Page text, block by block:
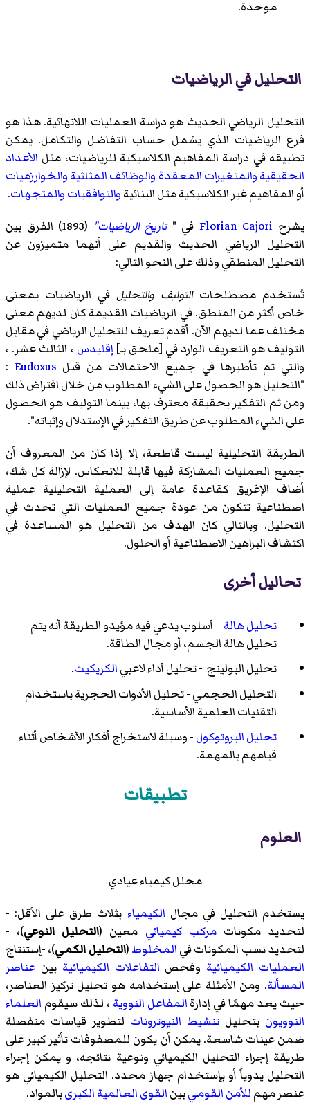
موحدة.
التحليل في الرياضيات
التحليل الرياضي الحديث هو دراسة العمليات اللانهائية. هذا هو
فرع الرياضيات الذي يشمل حساب التفاضل والتكامل. يمكن
تطبيقه في دراسة المفاهيم الكلاسيكية للرياضيات، مثل الأعداد
الحقيقيةوالمتغيرات المعقدة والوظائف المثلثيةوالخوارزميات
أو المفاهيم غير الكلاسيكية مثل البنائيةوالتوافقياتوالمتجهات.
يشرح Florian Cajori في "تاريخ الرياضيات"
(1893) الفرق بين
التحليل الرياضي الحديث والقديم على أنهما متميزون عن
التحليل المنطقي وذلك على النحو التالي:
تُستخدم مصطلحاتالتوليف والتحليل في الرياضيات بمعنى
خاص أكثر من المنطق. في الرياضيات القديمة كان لديهم معنى
مختلف عما لديهم الآن. أقدم تعريف للتحليل الرياضي في مقابل
التوليف هو التعريف الوارد في [ملحق بـ]إقليدس ، الثالث عشر. ،
والتي تم تأطيرها في جميع الاحتمالات من قبل Eudoxus
:
"التحليل هو الحصول على الشيء المطلوب من خلال افتراض ذلك
ومن ثم التفكير بحقيقة معترف بها، بينما التوليف هو الحصول
على الشيء المطلوب عن طريق التفكير في الإستدلال وإثباته".
الطريقة التحليلية ليست قاطعة، إلا إذا كان من المعروف أن
جميع العمليات المشاركة فيها قابلة للانعكاس. لإزالة كل شك،
أضاف الإغريق كقاعدة عامة إلى العملية التحليلية عملية
اصطناعية تتكون من عودة جميع العمليات التي تحدث في
التحليل. وبالتالي كان الهدف من التحليل هو المساعدة في
اكتشاف البراهين الاصطناعية أو الحلول.
تحاليل أخرى
تحليل هالة - أسلوب يدعي فيه مؤيدو الطريقة أنه يتم
تحليل هالة الجسم، أو مجال الطاقة.
تحليل البولينج - تحليل أداء لاعبيالكريكيت.
التحليل الحجمي- تحليل الأدوات الحجرية باستخدام
التقنيات العلمية الأساسية.
تحليل البروتوكول- وسيلة لاستخراج أفكار الأشخاص أثناء
قيامهم بالمهمة.
تطبيقات
العلوم
محلل كيمياء عيادي
يستخدم التحليل في مجال الكيمياء بثلاث طرق على الأقل: -
لتحديد مكوناتمركب كيميائي معين (التحليل النوعي)، -
لتحديد نسب المكونات فيالمخلوط(التحليل الكمي)، -إستنتاج
العمليات الكيميائية وفحص التفاعلات الكيميائية بين عناصر
المسألة. ومن الأمثلة على إستخدامه هو تحليل تركيز العناصر،
حيث يعد مهمًا في إدارةالمفاعل النووية ، لذلك سيقوم العلماء
النوويون بتحليل تنشيط النيوترونات لتطوير قياسات منفصلة
ضمن عينات شاسعة. يمكن أن يكون للمصفوفات تأثير كبير على
طريقة إجراء التحليل الكيميائي ونوعية نتائجه، و يمكن إجراء
التحليل يدوياً أو بإستخدام جهاز محدد. التحليل الكيميائي هو
عنصر مهمللأمن القوميبينالقوى العالمية الكبرىبالمواد.